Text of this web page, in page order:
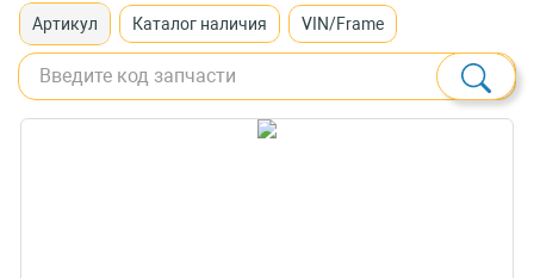
Артикул Каталог наличия VIN/Frame